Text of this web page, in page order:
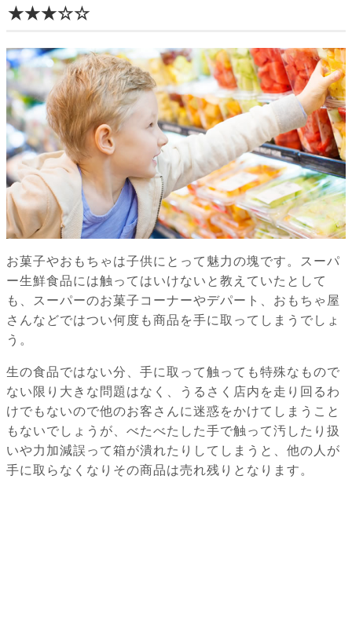
★★★☆☆
お菓子やおもちゃは子供にとって魅力の塊です。スーパ
ー生鮮食品には触ってはいけないと教えていたとして
も、スーパーのお菓子コーナーやデパート、おもちゃ屋
さんなどではつい何度も商品を手に取ってしまうでしょ
う。
生の食品ではない分、手に取って触っても特殊なもので
ない限り大きな問題はなく、うるさく店内を走り回るわ
けでもないので他のお客さんに迷惑をかけてしまうこと
もないでしょうが、べたべたした手で触って汚したり扱
いや力加減誤って箱が潰れたりしてしまうと、他の人が
手に取らなくなりその商品は売れ残りとなります。